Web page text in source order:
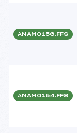
ANAM0156.FFS
ANAM0154.FFS